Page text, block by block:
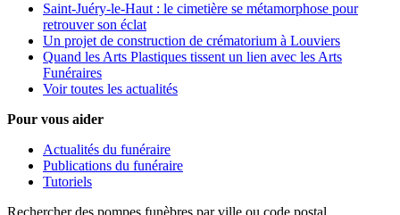
Saint-Juéry-le-Haut : le cimetière se métamorphose pour
retrouver son éclat
Un projet de construction de crématorium à Louviers
Quand les Arts Plastiques tissent un lien avec les Arts
Funéraires
Voir toutes les actualités
Pour vous aider
Actualités du funéraire
Publications du funéraire
Tutoriels